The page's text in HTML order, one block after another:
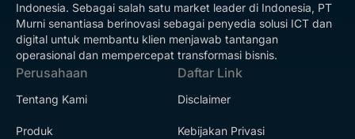
Indonesia. Sebagai salah satu market leader di Indonesia, PT
Murni senantiasa berinovasi sebagai penyedia solusi ICT dan
digital untuk membantu klien menjawab tantangan
operasional dan mempercepat transformasi bisnis.
Perusahaan
Tentang Kami
Produk
Daftar Link
Disclaimer
Kebijakan Privasi